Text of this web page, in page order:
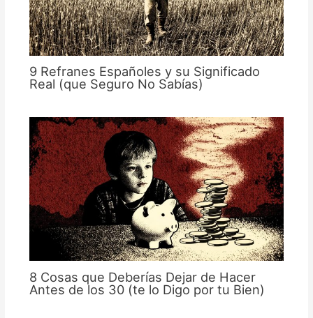
9 Refranes Españoles y su Significado
Real (que Seguro No Sabías)
8 Cosas que Deberías Dejar de Hacer
Antes de los 30 (te lo Digo por tu Bien)